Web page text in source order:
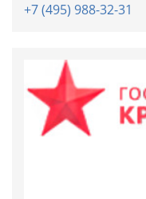
+7 (495) 988-32-31